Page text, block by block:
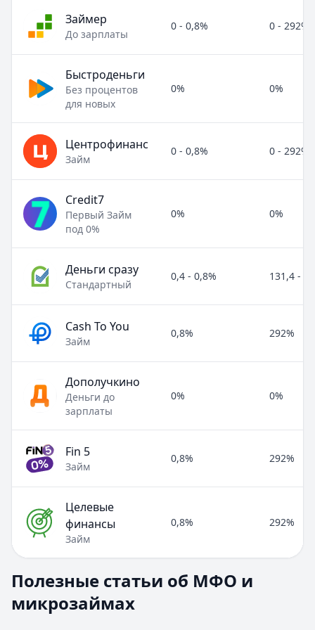
Займер
До зарплаты
0 - 0,8% 0 - 292%
Быстроденьги
Без процентов
для новых
0% 0%
Центрофинанс
Займ
0 - 0,8% 0 - 292%
Credit7
Первый Займ
под 0%
0% 0%
Деньги сразу
Стандартный
0,4 - 0,8% 131,4 -
Cash To You
Займ
0,8% 292%
Дополучкино
Деньги до
зарплаты
0% 0%
Fin 5
Займ
0,8% 292%
Целевые
финансы
Займ
0,8% 292%
Раздел:МФО и микрозаймы. Всего статей: 8.
Займ под расписку
Нужны деньги срочно? Рассмотрите займ под
Полезные статьи об МФО и
микрозаймах